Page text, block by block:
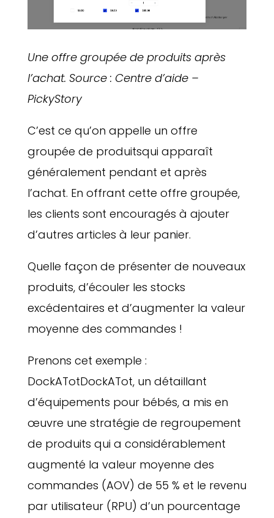
Une offre groupée de produits après
l’achat. Source : Centre d’aide –
PickyStory
C’est ce qu’on appelle un offre
groupée de produitsqui apparaît
généralement pendant et après
l’achat. En offrant cette offre groupée,
les clients sont encouragés à ajouter
d’autres articles à leur panier.
Quelle façon de présenter de nouveaux
produits, d’écouler les stocks
excédentaires et d’augmenter la valeur
moyenne des commandes !
Prenons cet exemple :
DockATotDockATot, un détaillant
d’équipements pour bébés, a mis en
œuvre une stratégie de regroupement
de produits qui a considérablement
augmenté la valeur moyenne des
commandes (AOV) de 55 % et le revenu
par utilisateur (RPU) d’un pourcentage